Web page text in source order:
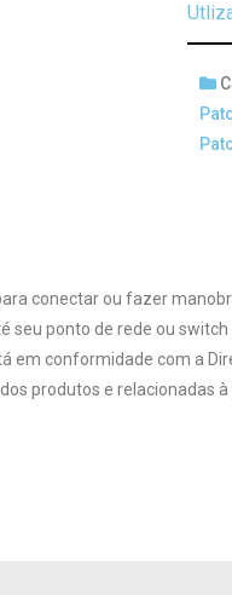
conectar ou fazer
seu ponto de rede ou
em conformidade com a
produtos e relacionadas